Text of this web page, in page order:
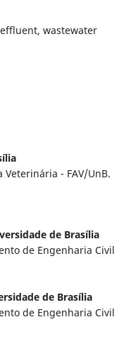
wastewater
- FAV/UnB.
de Brasília
de Engenharia Civil
de Brasília
de Engenharia Civil